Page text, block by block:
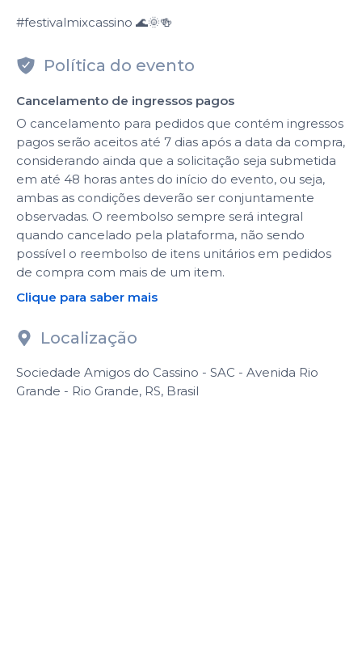
#festivalmixcassino 🌊🌞🍻
Política do evento
Cancelamento de ingressos pagos
O cancelamento para pedidos que contém ingressos
pagos serão aceitos até 7 dias após a data da compra,
considerando ainda que a solicitação seja submetida
em até 48 horas antes do início do evento, ou seja,
ambas as condições deverão ser conjuntamente
observadas. O reembolso sempre será integral
quando cancelado pela plataforma, não sendo
possível o reembolso de itens unitários em pedidos
de compra com mais de um item.
Clique para saber mais
Localização
Sociedade Amigos do Cassino - SAC - Avenida Rio
Grande - Rio Grande, RS, Brasil